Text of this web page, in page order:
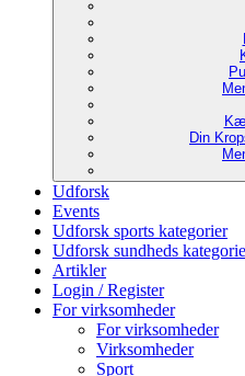
Din
Udforsk
Events
Udforsk sports kategorier
Udforsk sundheds
Artikler
Login / Register
For virksomheder
For virksomheder
Virksomheder
Sport